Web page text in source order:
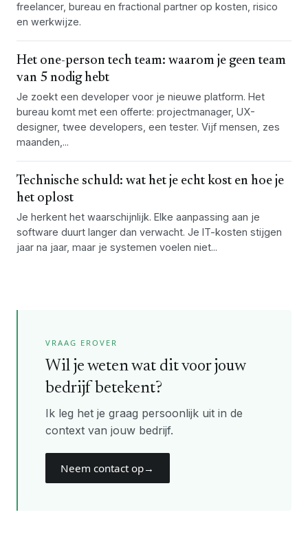
freelancer, bureau en fractional partner op kosten, risico
en werkwijze.
Het one-person tech team: waarom je geen team
van 5 nodig hebt
Je zoekt een developer voor je nieuwe platform. Het
bureau komt met een offerte: projectmanager, UX-
designer, twee developers, een tester. Vijf mensen, zes
maanden,...
Technische schuld: wat het je echt kost en hoe je
het oplost
Je herkent het waarschijnlijk. Elke aanpassing aan je
software duurt langer dan verwacht. Je IT-kosten stijgen
jaar na jaar, maar je systemen voelen niet...
VRAAG EROVER
Wil je weten wat dit voor jouw
bedrijf betekent?
Ik leg het je graag persoonlijk uit in de
context van jouw bedrijf.
Neem contact op→